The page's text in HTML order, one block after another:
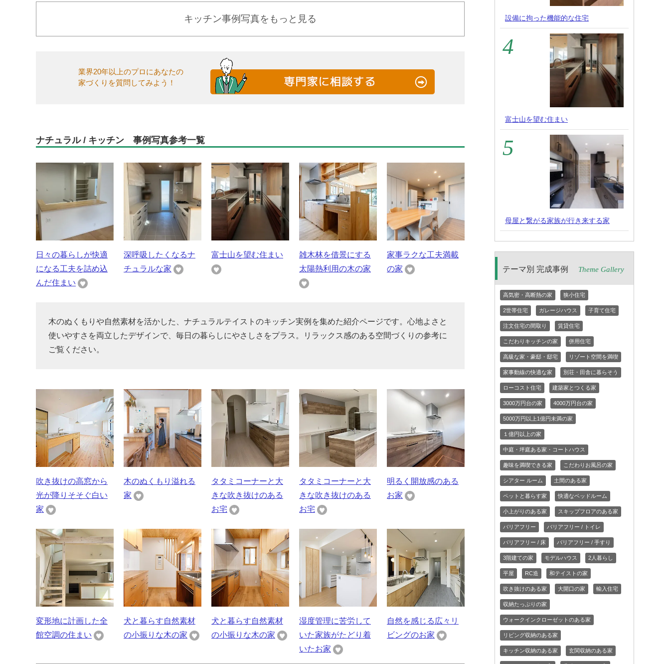
キッチン事例写真をもっと見る
業界20年以上のプロにあなたの
家づくりを質問してみよう！
ナチュラル / キッチン 事例写真参考一覧
日々の暮らしが快適
になる工夫を詰め込
んだ住まい
深呼吸したくなるナ
チュラルな家
富士山を望む住まい
雑木林を借景にする
太陽熱利用の木の家
家事ラクな工夫満載
の家
木のぬくもりや自然素材を活かした、ナチュラルテイストのキッチン実例を集めた紹介ページです。心地よさと
使いやすさを両立したデザインで、毎日の暮らしにやさしさをプラス。リラックス感のある空間づくりの参考に
ご覧ください。
吹き抜けの高窓から
光が降りそそぐ白い
家
木のぬくもり溢れる
家
タタミコーナーと大
きな吹き抜けのある
お宅
タタミコーナーと大
きな吹き抜けのある
お宅
明るく開放感のある
お家
変形地に計画した全
館空調の住まい
犬と暮らす自然素材
の小振りな木の家
犬と暮らす自然素材
の小振りな木の家
湿度管理に苦労して
いた家族がたどり着
いたお家
自然を感じる広々リ
ビングのお家
設備に拘った機能的な住宅
富士山を望む住まい
母屋と繋がる家族が行き来する家
テーマ別 完成事例 Theme Gallery
高気密・高断熱の家 狭小住宅
2世帯住宅 ガレージハウス 子育て住宅
注文住宅の間取り 賃貸住宅
こだわりキッチンの家 併用住宅
高級な家・豪邸・邸宅 リゾート空間を満喫
家事動線の快適な家 別荘・田舎に暮らそう
ローコスト住宅 建築家とつくる家
3000万円台の家 4000万円台の家
5000万円以上1億円未満の家
１億円以上の家
中庭・坪庭ある家・コートハウス
趣味を満喫できる家 こだわりお風呂の家
シアター ルーム 土間のある家
ペットと暮らす家 快適なベッドルーム
小上がりのある家 スキップフロアのある家
バリアフリー バリアフリー / トイレ
バリアフリー / 床 バリアフリー / 手すり
3階建ての家 モデルハウス 2人暮らし
平屋 RC造 和テイストの家
吹き抜けのある家 大開口の家 輸入住宅
収納たっぷりの家
ウォークインクローゼットのある家
リビング収納のある家
キッチン収納のある家 玄関収納のある家